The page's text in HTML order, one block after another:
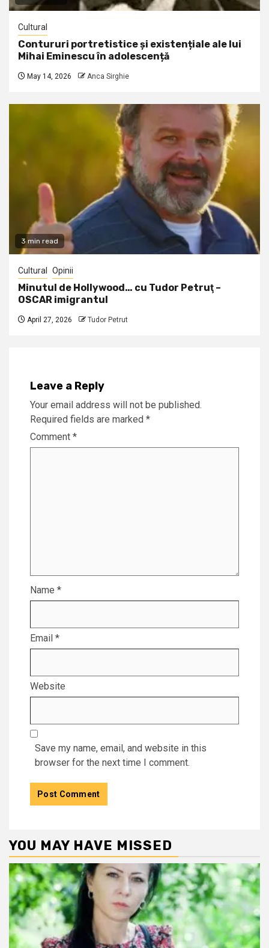
Cultural
Contururi portretistice și existențiale ale lui
Mihai Eminescu în adolescență
May 14, 2026 Anca Sirghie
3 min read
Cultural Opinii
Minutul de Hollywood… cu Tudor Petruţ –
OSCAR imigrantul
April 27, 2026 Tudor Petrut
Leave a Reply
Your email address will not be published.
Required fields are marked *
Comment *
Name *
Email *
Website
Save my name, email, and website in this
browser for the next time I comment.
YOU MAY HAVE MISSED